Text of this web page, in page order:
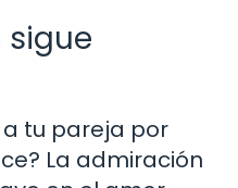
sigue
tu pareja por
La admiración